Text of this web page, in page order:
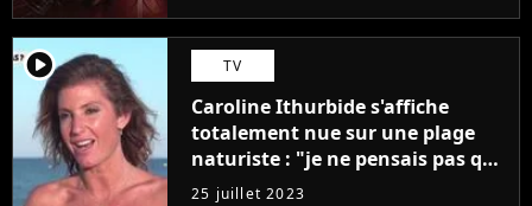
player2 TV
Caroline Ithurbide s'affiche
totalement nue sur une plage
naturiste : "je ne pensais pas que
j'arriverais à le faire..."
25 juillet 2023